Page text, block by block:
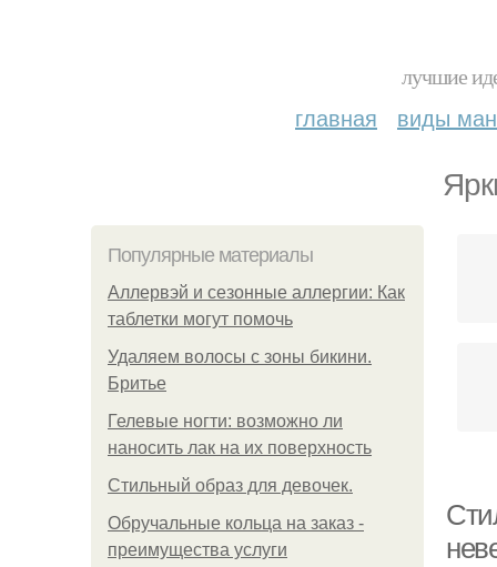
лучшие
главная виды
Популярные материалы
Аллервэй и сезонные аллергии: Как
таблетки могут помочь
Удаляем волосы с зоны бикини.
Бритье
Гелевые ногти: возможно ли
наносить лак на их поверхность
Стильный образ для девочек.
Обручальные кольца на заказ -
преимущества услуги